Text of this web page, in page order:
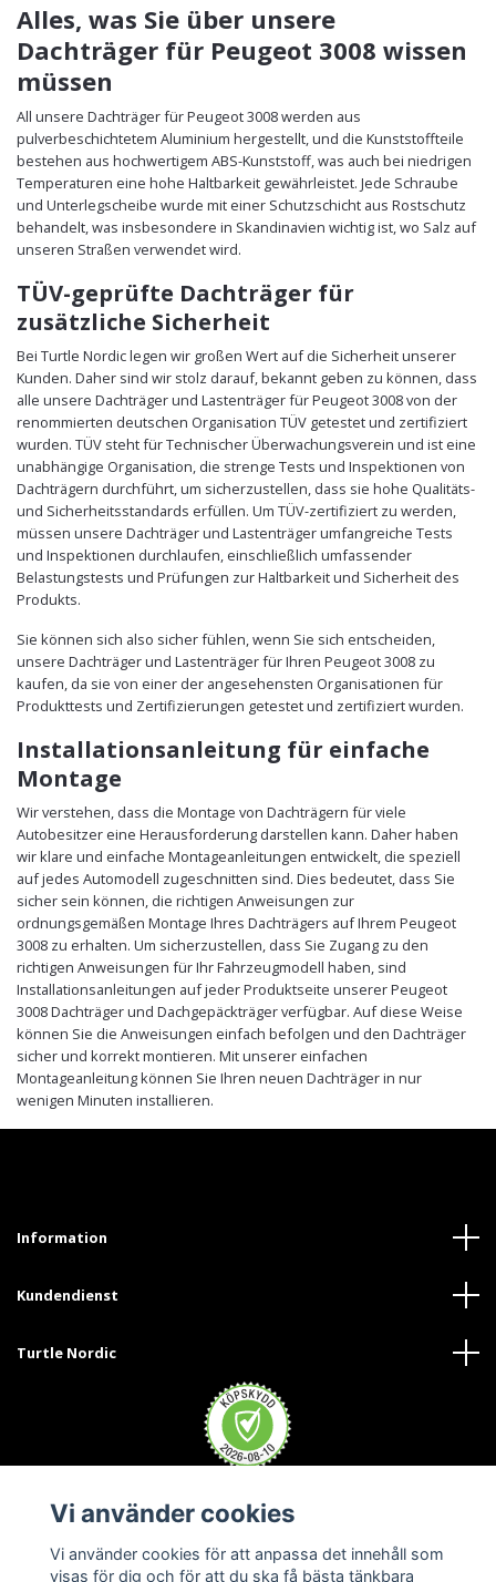
Alles, was Sie über unsere
Dachträger für Peugeot 3008 wissen
müssen
All unsere Dachträger für Peugeot 3008 werden aus
pulverbeschichtetem Aluminium hergestellt, und die Kunststoffteile
bestehen aus hochwertigem ABS-Kunststoff, was auch bei niedrigen
Temperaturen eine hohe Haltbarkeit gewährleistet. Jede Schraube
und Unterlegscheibe wurde mit einer Schutzschicht aus Rostschutz
behandelt, was insbesondere in Skandinavien wichtig ist, wo Salz auf
unseren Straßen verwendet wird.
TÜV-geprüfte Dachträger für
zusätzliche Sicherheit
Bei Turtle Nordic legen wir großen Wert auf die Sicherheit unserer
Kunden. Daher sind wir stolz darauf, bekannt geben zu können, dass
alle unsere Dachträger und Lastenträger für Peugeot 3008 von der
renommierten deutschen Organisation TÜV getestet und zertifiziert
wurden. TÜV steht für Technischer Überwachungsverein und ist eine
unabhängige Organisation, die strenge Tests und Inspektionen von
Dachträgern durchführt, um sicherzustellen, dass sie hohe Qualitäts-
und Sicherheitsstandards erfüllen. Um TÜV-zertifiziert zu werden,
müssen unsere Dachträger und Lastenträger umfangreiche Tests
und Inspektionen durchlaufen, einschließlich umfassender
Belastungstests und Prüfungen zur Haltbarkeit und Sicherheit des
Produkts.
Sie können sich also sicher fühlen, wenn Sie sich entscheiden,
unsere Dachträger und Lastenträger für Ihren Peugeot 3008 zu
kaufen, da sie von einer der angesehensten Organisationen für
Produkttests und Zertifizierungen getestet und zertifiziert wurden.
Installationsanleitung für einfache
Montage
Wir verstehen, dass die Montage von Dachträgern für viele
Autobesitzer eine Herausforderung darstellen kann. Daher haben
wir klare und einfache Montageanleitungen entwickelt, die speziell
auf jedes Automodell zugeschnitten sind. Dies bedeutet, dass Sie
sicher sein können, die richtigen Anweisungen zur
ordnungsgemäßen Montage Ihres Dachträgers auf Ihrem Peugeot
3008 zu erhalten. Um sicherzustellen, dass Sie Zugang zu den
richtigen Anweisungen für Ihr Fahrzeugmodell haben, sind
Installationsanleitungen auf jeder Produktseite unserer Peugeot
3008 Dachträger und Dachgepäckträger verfügbar. Auf diese Weise
können Sie die Anweisungen einfach befolgen und den Dachträger
sicher und korrekt montieren. Mit unserer einfachen
Montageanleitung können Sie Ihren neuen Dachträger in nur
wenigen Minuten installieren.
Information
Kundendienst
Turtle Nordic
Vi använder cookies
Vi använder cookies för att anpassa det innehåll som
visas för dig och för att du ska få bästa tänkbara